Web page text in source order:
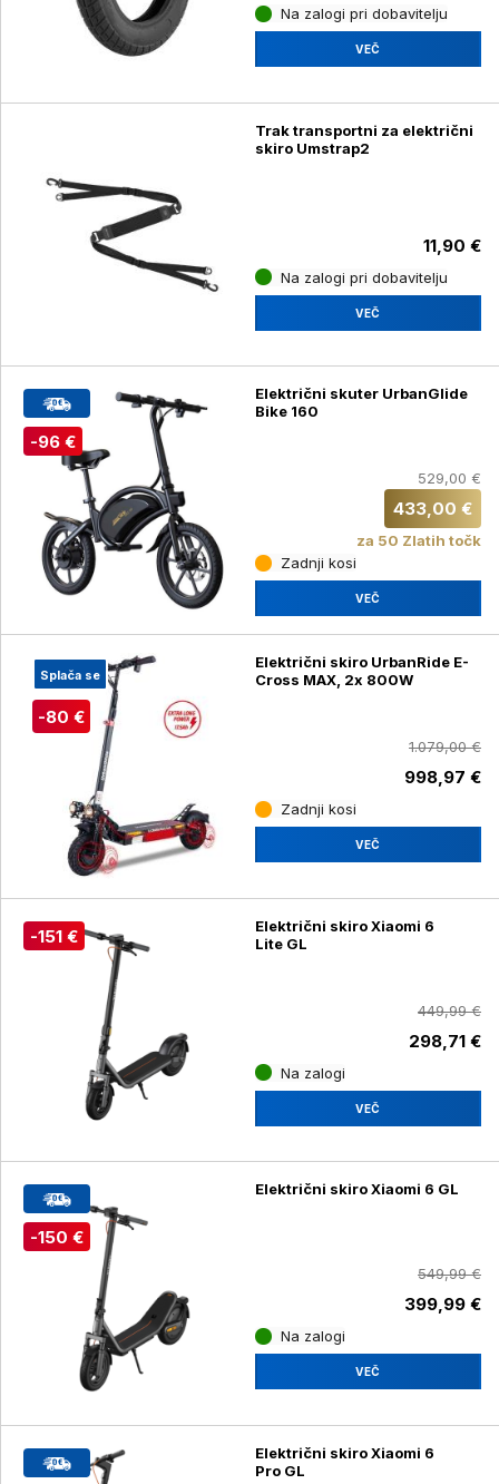
Na zalogi pri dobavitelju
VEČ
Trak transportni za električni
skiro Umstrap2
11,90 €
Na zalogi pri dobavitelju
VEČ
-96 €
Električni skuter UrbanGlide
Bike 160
529,00 €
433,00 €
za 50 Zlatih točk
Zadnji kosi
VEČ
Splača se
-80 €
Električni skiro UrbanRide E-
Cross MAX, 2x 800W
1.079,00 €
998,97 €
Zadnji kosi
VEČ
-151 €
Električni skiro Xiaomi 6
Lite GL
449,99 €
298,71 €
Na zalogi
VEČ
-150 €
Električni skiro Xiaomi 6 GL
549,99 €
399,99 €
Na zalogi
VEČ
Električni skiro Xiaomi 6
Pro GL